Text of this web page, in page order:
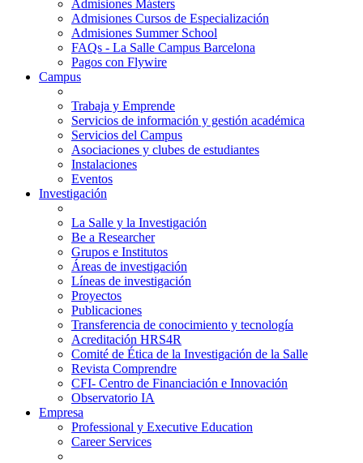
Admisiones Másters
Admisiones Cursos de Especialización
Admisiones Summer School
FAQs - La Salle Campus Barcelona
Pagos con Flywire
Campus
Trabaja y Emprende
Servicios de información y gestión académica
Servicios del Campus
Asociaciones y clubes de estudiantes
Instalaciones
Eventos
Investigación
La Salle y la Investigación
Be a Researcher
Grupos e Institutos
Áreas de investigación
Líneas de investigación
Proyectos
Publicaciones
Transferencia de conocimiento y tecnología
Acreditación HRS4R
Comité de Ética de la Investigación de la Salle
Revista Comprendre
CFI- Centro de Financiación e Innovación
Observatorio IA
Empresa
Professional y Executive Education
Career Services